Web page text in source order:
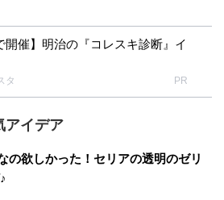
開催】明治の『コレスキ診断』イ
タ PR
アイデア
の欲しかった！セリアの透明のゼリ